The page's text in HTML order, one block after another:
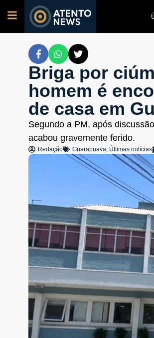
Briga por
homem é
de casa em
Segundo a PM, após
acabou gravemente ferido.
Redação Guarapuava, Últimas notícias